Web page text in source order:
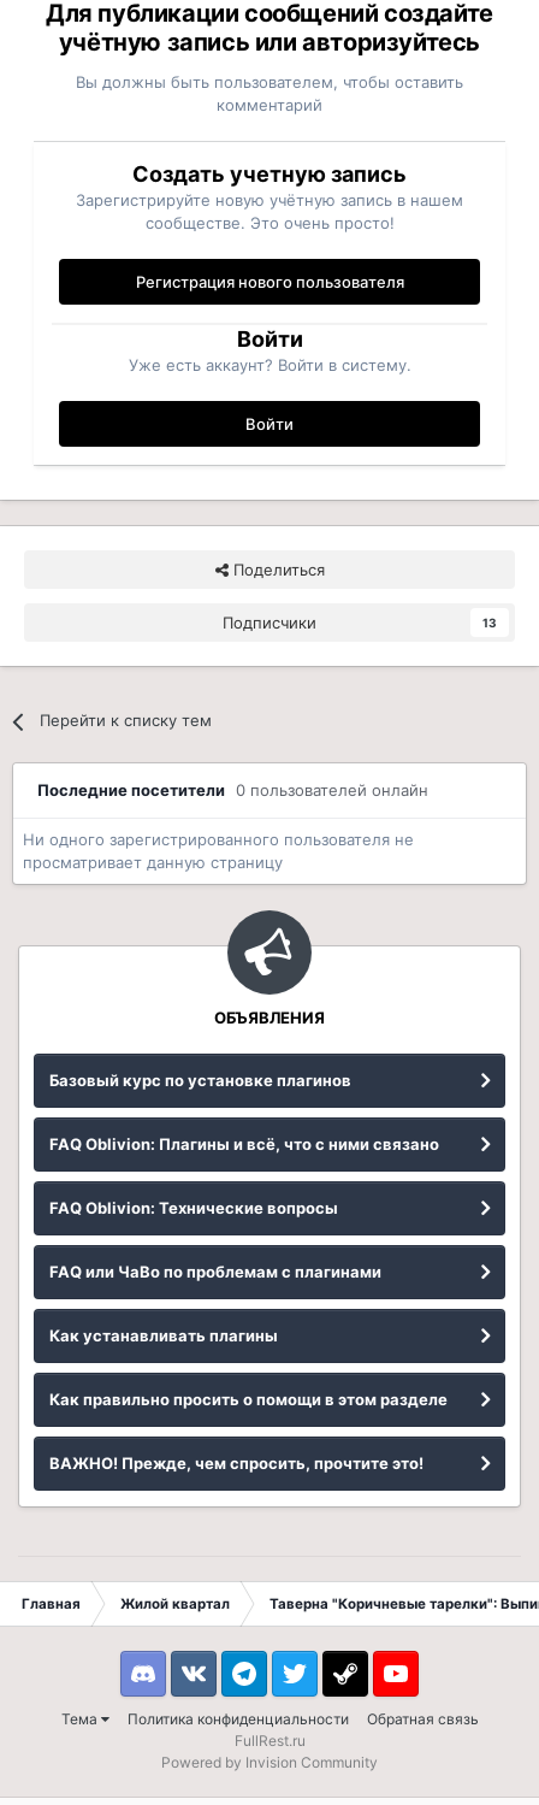
Для публикации сообщений создайте
учётную запись или авторизуйтесь
Вы должны быть пользователем, чтобы оставить
комментарий
Создать учетную запись
Зарегистрируйте новую учётную запись в нашем
сообществе. Это очень просто!
Регистрация нового пользователя
Войти
Уже есть аккаунт? Войти в систему.
Войти
Поделиться
Подписчики 13
Перейти к списку тем
Последние посетители 0 пользователей онлайн
Ни одного зарегистрированного пользователя не
просматривает данную страницу
ОБЪЯВЛЕНИЯ
Базовый курс по установке плагинов
FAQ Oblivion: Плагины и всё, что с ними связано
FAQ Oblivion: Технические вопросы
FAQ или ЧаВо по проблемам с плагинами
Как устанавливать плагины
Как правильно просить о помощи в этом разделе
ВАЖНО! Прежде, чем спросить, прочтите это!
Главная Жилой квартал Таверна "Коричневые тарелки":
Тема Политика конфиденциальности Обратная связь
DiscordVK TelegramTwitter Steam Youtube
FullRest.ru
Powered by Invision Community